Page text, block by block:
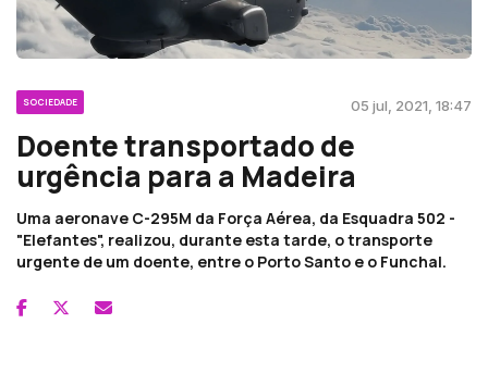
SOCIEDADE 05 jul, 2021, 18:47
Doente transportado de
urgência para a Madeira
Uma aeronave C-295M da Força Aérea, da Esquadra 502 -
"Elefantes", realizou, durante esta tarde, o transporte
urgente de um doente, entre o Porto Santo e o Funchal.